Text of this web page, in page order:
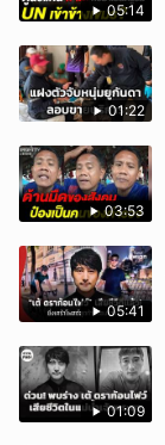
05:14
01:22
03:53
05:41
01:09